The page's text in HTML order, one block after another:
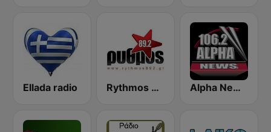
Ellada radio Rythmos 89.2 FM Alpha News 106,2